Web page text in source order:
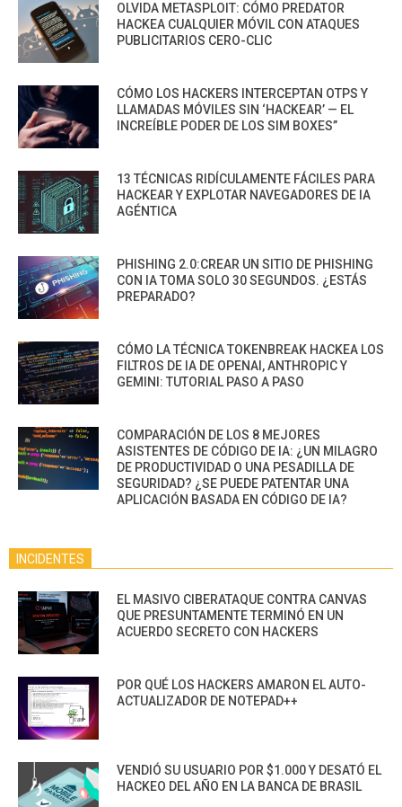
OLVIDA METASPLOIT: CÓMO PREDATOR
HACKEA CUALQUIER MÓVIL CON ATAQUES
PUBLICITARIOS CERO-CLIC
CÓMO LOS HACKERS INTERCEPTAN OTPS Y
LLAMADAS MÓVILES SIN ‘HACKEAR’ — EL
INCREÍBLE PODER DE LOS SIM BOXES”
13 TÉCNICAS RIDÍCULAMENTE FÁCILES PARA
HACKEAR Y EXPLOTAR NAVEGADORES DE IA
AGÉNTICA
PHISHING 2.0:CREAR UN SITIO DE PHISHING
CON IA TOMA SOLO 30 SEGUNDOS. ¿ESTÁS
PREPARADO?
CÓMO LA TÉCNICA TOKENBREAK HACKEA LOS
FILTROS DE IA DE OPENAI, ANTHROPIC Y
GEMINI: TUTORIAL PASO A PASO
COMPARACIÓN DE LOS 8 MEJORES
ASISTENTES DE CÓDIGO DE IA: ¿UN MILAGRO
DE PRODUCTIVIDAD O UNA PESADILLA DE
SEGURIDAD? ¿SE PUEDE PATENTAR UNA
APLICACIÓN BASADA EN CÓDIGO DE IA?
INCIDENTES
EL MASIVO CIBERATAQUE CONTRA CANVAS
QUE PRESUNTAMENTE TERMINÓ EN UN
ACUERDO SECRETO CON HACKERS
POR QUÉ LOS HACKERS AMARON EL AUTO-
ACTUALIZADOR DE NOTEPAD++
VENDIÓ SU USUARIO POR $1.000 Y DESATÓ EL
HACKEO DEL AÑO EN LA BANCA DE BRASIL